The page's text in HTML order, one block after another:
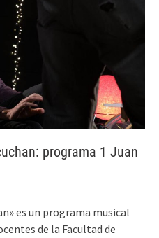
programa 1 Juan
es un programa musical
de la Facultad de